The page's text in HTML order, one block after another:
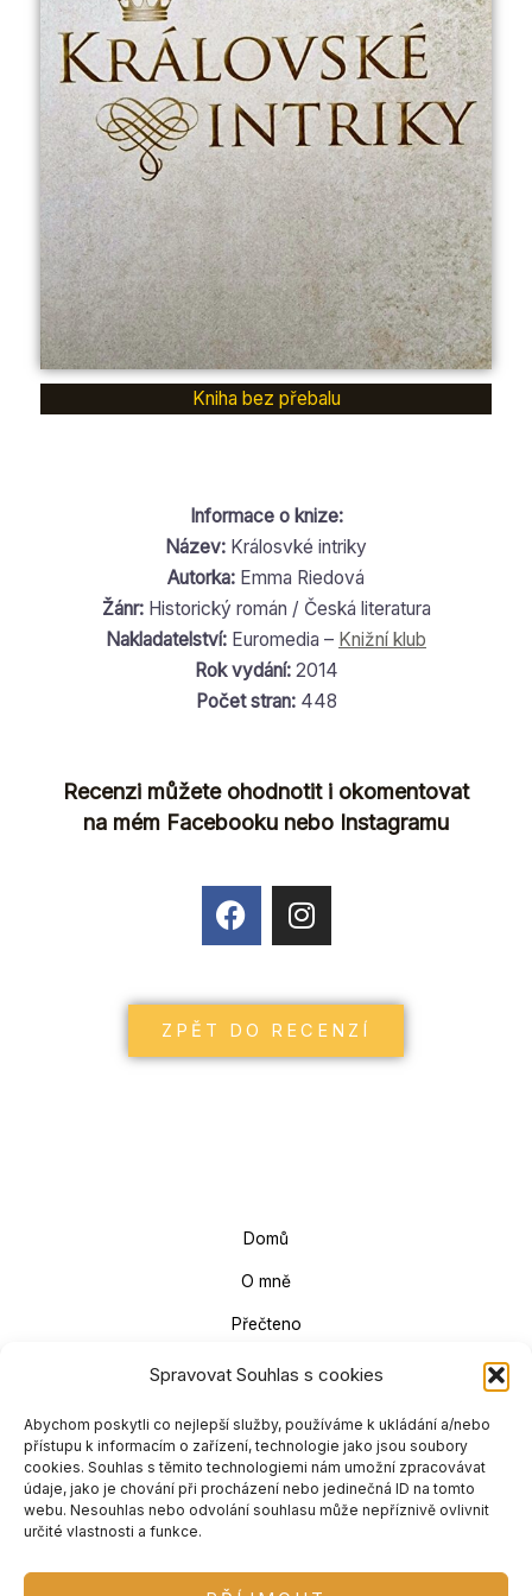
Spravovat Souhlas s cookies
Abychom poskytli co nejlepší služby, používáme k ukládání a/nebo
přístupu k informacím o zařízení, technologie jako jsou soubory
cookies. Souhlas s těmito technologiemi nám umožní zpracovávat
údaje, jako je chování při procházení nebo jedinečná ID na tomto
webu. Nesouhlas nebo odvolání souhlasu může nepříznivě ovlivnit
určité vlastnosti a funkce.
f
5
Kniha bez přebalu
Informace o knize:
Název: Králosvké intriky
Autorka: Emma Riedová
Žánr:Historický román / Česká literatura
Nakladatelství: Euromedia – Knižní klub
Rok vydání:2014
Počet stran:448
Recenzi můžete ohodnotit i okomentovat
na mém Facebooku nebo Instagramu
F
a
b
o
I
n
a
g
ZPĚT DO RECENZÍ
Domů
O mně
Přečteno
Poslechnuto
Spolupráce
Kontakt
Zásady cookies (EU)